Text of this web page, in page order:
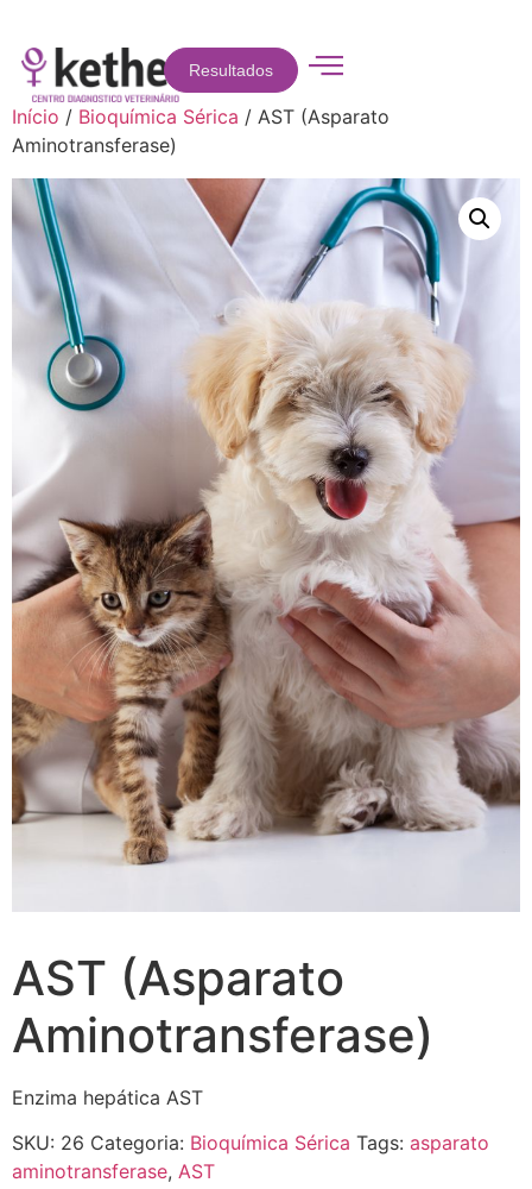
Resultados
Início / Bioquímica Sérica / AST (Asparato
Aminotransferase)
AST (Asparato
Aminotransferase)
Enzima hepática AST
SKU: 26 Categoria: Bioquímica Sérica Tags: asparato
aminotransferase, AST